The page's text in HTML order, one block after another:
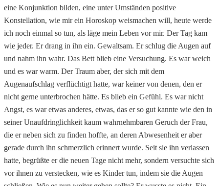
eine Konjunktion bilden, eine unter Umständen positive
Konstellation, wie mir ein Horoskop weismachen will, heute werde
ich noch einmal so tun, als läge mein Leben vor mir. Der Tag kam
wie jeder. Er drang in ihn ein. Gewaltsam. Er schlug die Augen auf
und nahm ihn wahr. Das Bett blieb eine Versuchung. Es war weich
und es war warm. Der Traum aber, der sich mit dem
Augenaufschlag verflüchtigt hatte, war keiner von denen, den er
nicht gerne unterbrochen hätte. Es blieb ein Gefühl. Es war nicht
Angst, es war etwas anderes, etwas, das er so gut kannte wie den in
seiner Unaufdringlichkeit kaum wahrnehmbaren Geruch der Frau,
die er neben sich zu finden hoffte, an deren Abwesenheit er aber
gerade durch ihn schmerzlich erinnert wurde. Seit sie ihn verlassen
hatte, begrüßte er die neuen Tage nicht mehr, sondern versuchte sich
vor ihnen zu verstecken, wie es Kinder tun, indem sie die Augen